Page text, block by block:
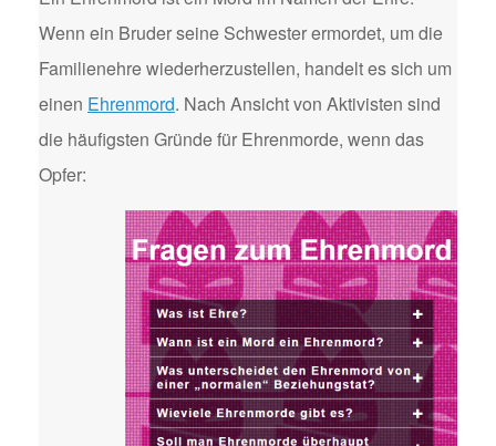
Wenn ein Bruder seine Schwester ermordet, um die
Familienehre wiederherzustellen, handelt es sich um
einen Ehrenmord. Nach Ansicht von Aktivisten sind
die häufigsten Gründe für Ehrenmorde, wenn das
Opfer: